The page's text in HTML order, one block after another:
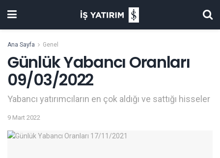
Ana Sayfa Genel
Günlük Yabancı Oranları
09/03/2022
Yabancı yatırımcıların en çok aldığı ve sattığı hisseler
9 Mart 2022